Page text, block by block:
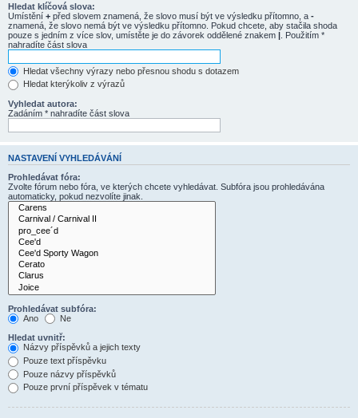
Hledat klíčová slova:
Umístění + před slovem znamená, že slovo musí být ve výsledku přítomno, a -
znamená, že slovo nemá být ve výsledku přítomno. Pokud chcete, aby stačila shoda
pouze s jedním z více slov, umístěte je do závorek oddělené znakem | . Použitím *
nahradíte část slova
Hledat všechny výrazy nebo přesnou shodu s dotazem
Hledat kterýkoliv z výrazů
Vyhledat autora:
Zadáním * nahradíte část slova
NASTAVENÍ VYHLEDÁVÁNÍ
Prohledávat fóra:
Zvolte fórum nebo fóra, ve kterých chcete vyhledávat. Subfóra jsou prohledávána
automaticky, pokud nezvolíte jinak.
Prohledávat subfóra:
Ano
Ne
Hledat uvnitř:
Názvy příspěvků a jejich texty
Pouze text příspěvku
Pouze názvy příspěvků
Pouze první příspěvek v tématu